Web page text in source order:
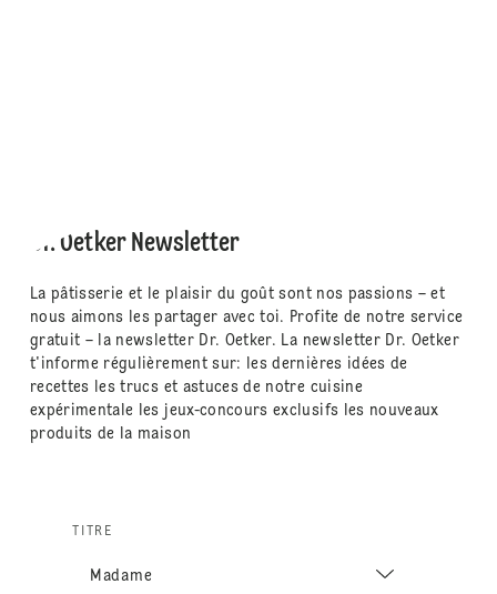
Dr. Oetker Newsletter
La pâtisserie et le plaisir du goût sont nos passions – et
nous aimons les partager avec toi. Profite de notre service
gratuit – la newsletter Dr. Oetker. La newsletter Dr. Oetker
t'informe régulièrement sur: les dernières idées de
recettes les trucs et astuces de notre cuisine
expérimentale les jeux-concours exclusifs les nouveaux
produits de la maison
TITRE